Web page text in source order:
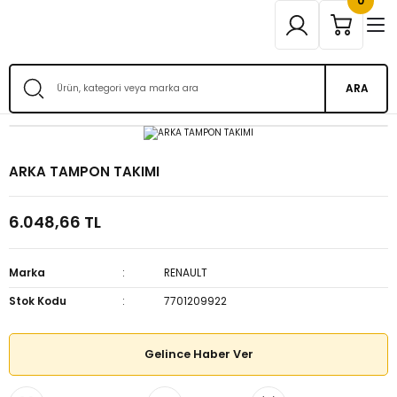
ARA
ARKA TAMPON TAKIMI
6.048,66 TL
Marka
RENAULT
Stok Kodu
7701209922
Gelince Haber Ver